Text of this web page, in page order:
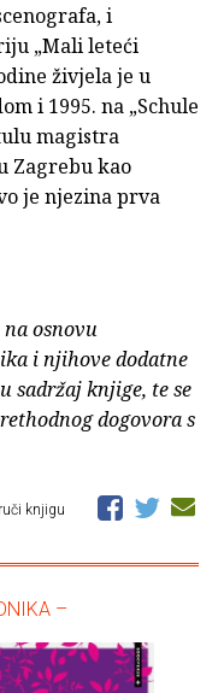
i
„Mali leteći
živjela je u
i 1995. na „Schule
magistra
Zagrebu kao
je njezina prva
osnovu
i njihove dodatne
sadržaj knjige, te se
dogovora s
knjigu
–